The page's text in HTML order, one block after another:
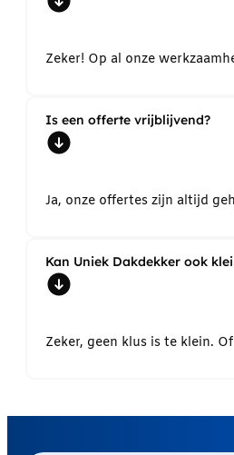
Zeker! Op al onze
Is een offerte vrijblijvend?
Ja, onze offertes zijn altijd
Kan Uniek Dakdekker ook
Zeker, geen klus is te klein.